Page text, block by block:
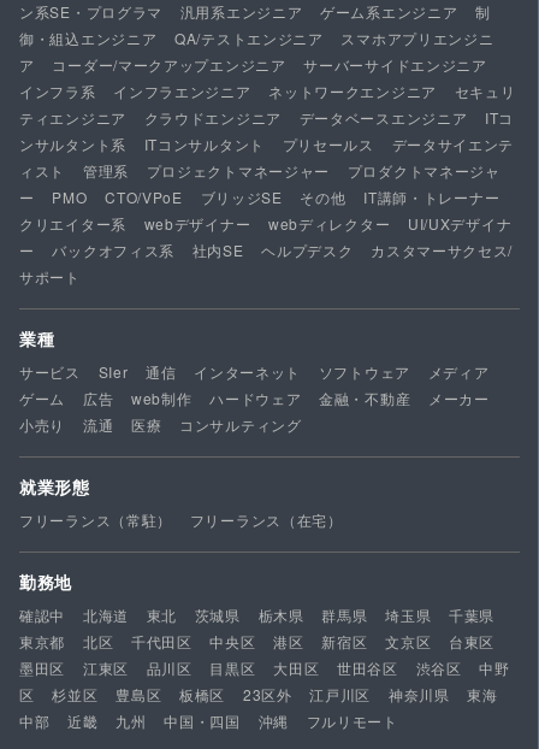
ン系SE・プログラマ
汎用系エンジニア ゲーム系エンジニア
制
御・組込エンジニア
QA/テストエンジニア
スマホアプリエンジニ
ア
コーダー/マークアップエンジニア
サーバーサイドエンジニア
インフラ系
インフラエンジニア ネットワークエンジニア
セキュリ
ティエンジニア
クラウドエンジニア データベースエンジニア
ITコ
ンサルタント系
ITコンサルタント プリセールス
データサイエンテ
ィスト
管理系 プロジェクトマネージャー
プロダクトマネージャ
ー
PMO CTO/VPoE ブリッジSE その他
IT講師・トレーナー
クリエイター系
webデザイナー webディレクター
UI/UXデザイナ
ー
バックオフィス系 社内SE ヘルプデスク
カスタマーサクセス/
サポート
業種
サービス SIer 通信 インターネット ソフトウェア
メディア
ゲーム
広告 web制作 ハードウェア 金融・不動産
メーカー
小売り
流通 医療 コンサルティング
就業形態
フリーランス（常駐） フリーランス（在宅）
勤務地
確認中 北海道 東北 茨城県 栃木県 群馬県 埼玉県
千葉県
東京都
北区 千代田区 中央区 港区 新宿区 文京区
台東区
墨田区
江東区 品川区 目黒区 大田区 世田谷区 渋谷区
中野
区
杉並区 豊島区 板橋区 23区外 江戸川区 神奈川県
東海
中部
近畿 九州 中国・四国 沖縄 フルリモート